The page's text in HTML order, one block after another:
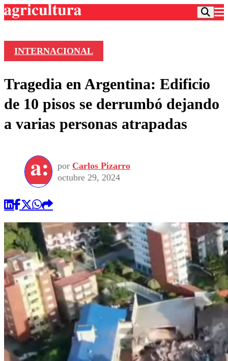
Frecuencias
Agricultura TV
Deportes
Colo Colo
Seleccion Chilena
Torneo Internacional
Universidad de Chile
Entretención
Economía
Internacional
Sustentabilidad
Publicaciones en medios
Opinión
INTERNACIONAL
Tragedia en Argentina: Edificio
de 10 pisos se derrumbó dejando
a varias personas atrapadas
por Carlos Pizarro
octubre 29, 2024